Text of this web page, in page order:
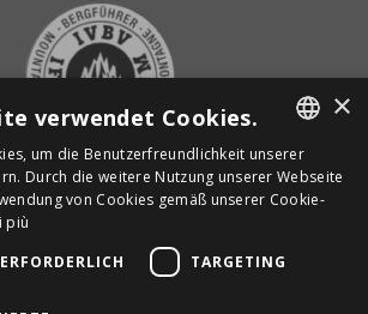
ZURÜCK ZUR STARTSEITE
Graffiti Web
ITALIAN
ENGLISH
×
verwendet Cookies.
um die Benutzerfreundlichkeit unserer
Durch die weitere Nutzung unserer Webseite
von Cookies gemäß unserer Cookie-
più
TARGETING